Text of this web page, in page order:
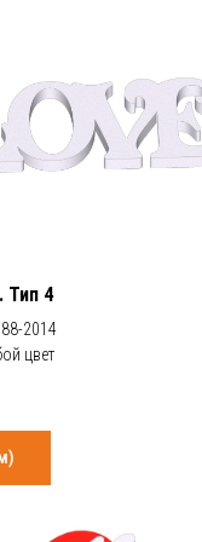
Тип 4
2014
цвет